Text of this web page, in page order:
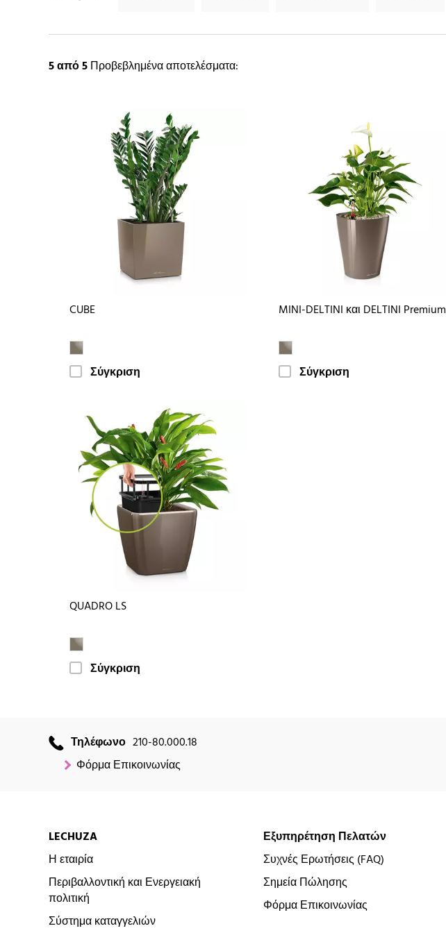
5από 5Προβεβλημένα αποτελέσματα:
CUBE
Σύγκριση
MINI-DELTINI και DELTINI Premium
Σύγκριση
QUADRO LS
Σύγκριση
Τηλέφωνο 210-80.000.18
Φόρμα Επικοινωνίας
LECHUZA
Η εταιρία
Περιβαλλοντική και Ενεργειακή
πολιτική
Σύστημα καταγγελιών
Εξυπηρέτηση Πελατών
Συχνές Ερωτήσεις (FAQ)
Σημεία Πώλησης
Φόρμα Επικοινωνίας